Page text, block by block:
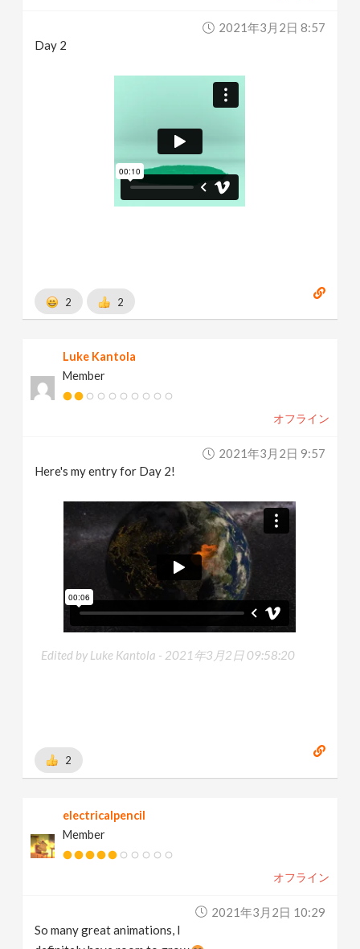
2021年3月2日 8:57
Day 2
2 2
Luke Kantola
Member
オフライン
2021年3月2日 9:57
Here's my entry for Day 2!
Edited by Luke Kantola - 2021年3月2日 09:58:20
2
electricalpencil
Member
オフライン
2021年3月2日 10:29
So many great animations, I